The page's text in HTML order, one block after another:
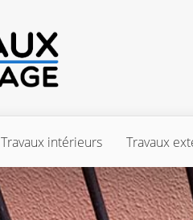
Travaux intérieurs Travaux